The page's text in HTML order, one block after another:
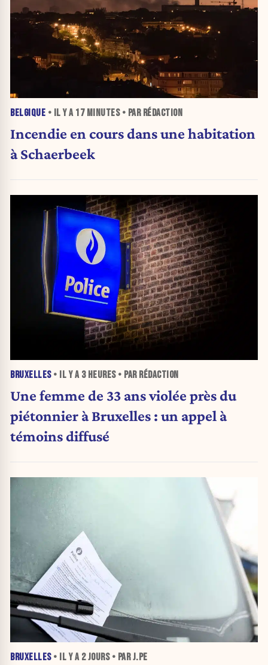
BELGIQUE • IL Y A 17 MINUTES• PAR RÉDACTION
Incendie en cours dans une habitation
à Schaerbeek
BRUXELLES• IL Y A 3 HEURES• PAR RÉDACTION
Une femme de 33 ans violée près du
piétonnier à Bruxelles : un appel à
témoins diffusé
BRUXELLES• IL Y A 2 JOURS• PAR J.PE